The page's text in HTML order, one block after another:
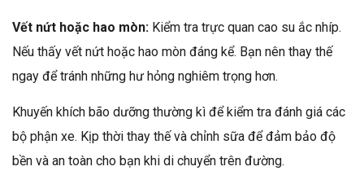
Vết nứt hoặc hao mòn: Kiểm tra trực quan cao su ắc nhíp.
Nếu thấy vết nứt hoặc hao mòn đáng kể. Bạn nên thay thế
ngay để tránh những hư hỏng nghiêm trọng hơn.
Khuyến khích bão dưỡng thường kì để kiểm tra đánh giá các
bộ phận xe. Kịp thời thay thế và chỉnh sữa để đảm bảo độ
bền và an toàn cho bạn khi di chuyển trên đường.